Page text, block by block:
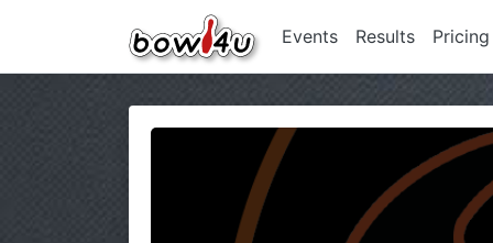
Events Results Pricing